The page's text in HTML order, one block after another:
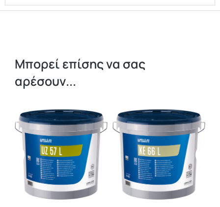
Μπορεί επίσης να σας
αρέσουν...